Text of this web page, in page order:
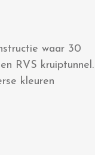
waar 30
RVS kruiptunnel.
kleuren